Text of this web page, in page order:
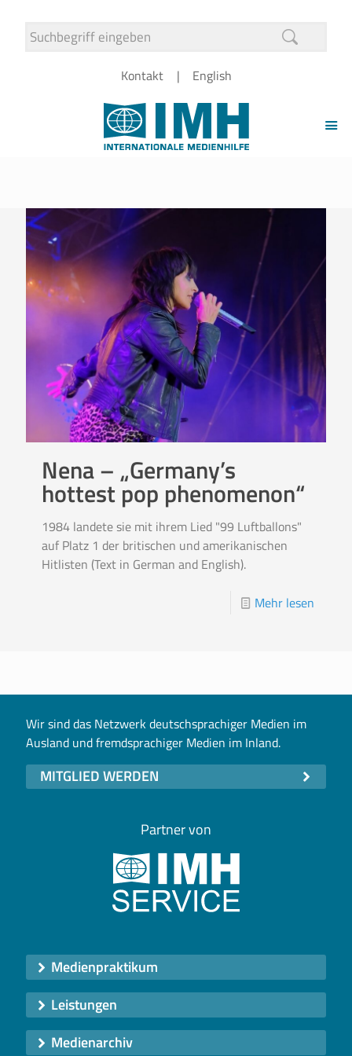
Kontakt English
Nena – „Germany’s
hottest pop phenomenon“
1984 landete sie mit ihrem Lied "99 Luftballons"
auf Platz 1 der britischen und amerikanischen
Hitlisten (Text in German and English).
Mehr lesen
Wir sind das Netzwerk deutschsprachiger Medien im
Ausland und fremdsprachiger Medien im Inland.
MITGLIED WERDEN
Partner von
Medienpraktikum
Leistungen
Medienarchiv